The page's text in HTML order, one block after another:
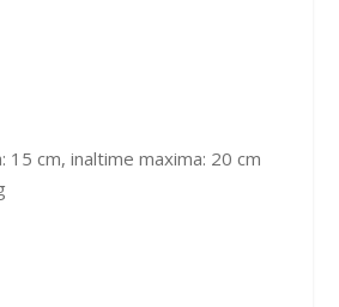
15 cm, inaltime maxima: 20 cm